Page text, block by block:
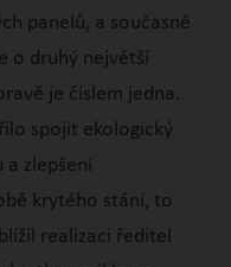
panelů, a současně
o druhý největší
je číslem jedna.
spojit ekologický
a zlepšení
krytého stání, to
realizaci ředitel